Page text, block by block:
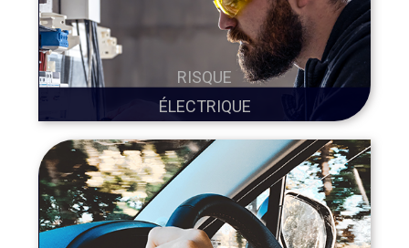
RISQUE
ÉLECTRIQUE